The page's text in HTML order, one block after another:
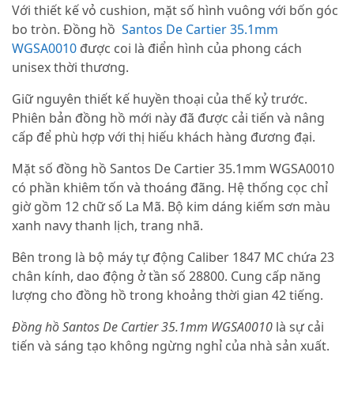
Với thiết kế vỏ cushion, mặt số hình vuông với bốn góc
bo tròn. Đồng hồ Santos De Cartier 35.1mm
WGSA0010 được coi là điển hình của phong cách
unisex thời thương.
Giữ nguyên thiết kế huyền thoại của thế kỷ trước.
Phiên bản đồng hồ mới này đã được cải tiến và nâng
cấp để phù hợp với thị hiếu khách hàng đương đại.
Mặt số đồng hồ Santos De Cartier 35.1mm WGSA0010
có phần khiêm tốn và thoáng đãng. Hệ thống cọc chỉ
giờ gồm 12 chữ số La Mã. Bộ kim dáng kiếm sơn màu
xanh navy thanh lịch, trang nhã.
Bên trong là bộ máy tự động Caliber 1847 MC chứa 23
chân kính, dao động ở tần số 28800. Cung cấp năng
lượng cho đồng hồ trong khoảng thời gian 42 tiếng.
Đồng hồ Santos De Cartier 35.1mm WGSA0010 là sự cải
tiến và sáng tạo không ngừng nghỉ của nhà sản xuất.